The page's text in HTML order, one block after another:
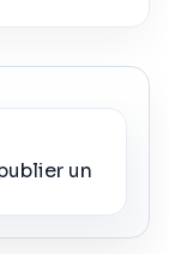
un